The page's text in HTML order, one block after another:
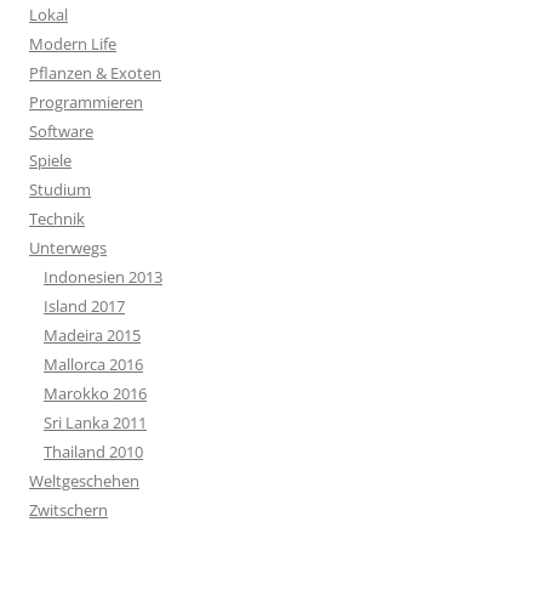
Lokal
Modern Life
Pflanzen & Exoten
Programmieren
Software
Spiele
Studium
Technik
Unterwegs
Indonesien 2013
Island 2017
Madeira 2015
Mallorca 2016
Marokko 2016
Sri Lanka 2011
Thailand 2010
Weltgeschehen
Zwitschern